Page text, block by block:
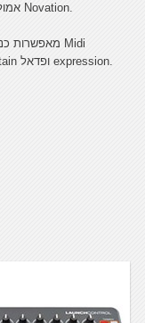
אמולצייה מעולה של אחד הסינטיסייזרים הקלאסיים של Novation.
סטנדרטית, ומכילות גם שקעים לחיבור פדאל Sustain ופדאל expression.